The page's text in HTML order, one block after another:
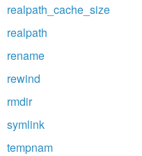
realpath_cache_size
realpath
rename
rewind
rmdir
symlink
tempnam